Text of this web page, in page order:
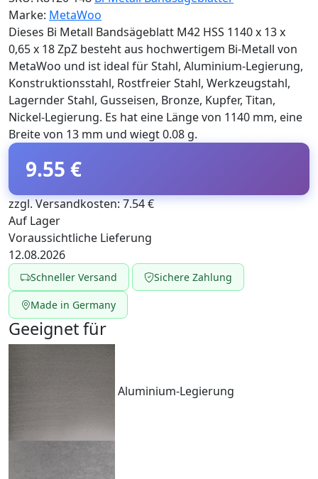
Marke: MetaWoo
Dieses Bi Metall Bandsägeblatt M42 HSS 1140 x 13 x
0,65 x 18 ZpZ besteht aus hochwertigem Bi-Metall von
MetaWoo und ist ideal für Stahl, Aluminium-Legierung,
Konstruktionsstahl, Rostfreier Stahl, Werkzeugstahl,
Lagernder Stahl, Gusseisen, Bronze, Kupfer, Titan,
Nickel-Legierung. Es hat eine Länge von 1140 mm, eine
Breite von 13 mm und wiegt 0.08 g.
9.55 €
zzgl. Versandkosten: 7.54 €
Auf Lager
Voraussichtliche Lieferung
12.08.2026
Schneller Versand Sichere Zahlung
Made in Germany
Geeignet für
Aluminium-Legierung